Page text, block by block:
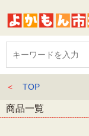
＜ TOP
商品一覧